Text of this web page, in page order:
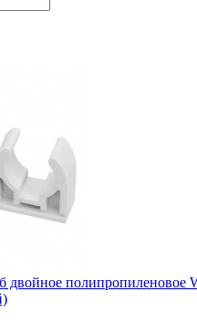
двойное полипропиленовое